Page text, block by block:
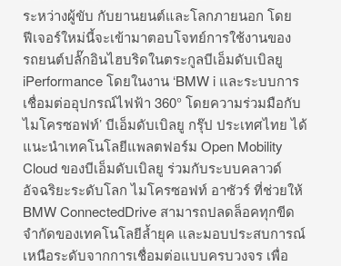
ระหว่างผู้ขับ กับยานยนต์และโลกภายนอก โดย
ฟีเจอร์ใหม่นี้จะเข้ามาตอบโจทย์การใช้งานของ
รถยนต์ปลั๊กอินไฮบริดในตระกูลบีเอ็มดับเบิลยู
iPerformance โดยในงาน ‘BMW i และระบบการ
เชื่อมต่ออุปกรณ์ไฟฟ้า 360° โดยความร่วมมือกับ
ไมโครซอฟท์’ บีเอ็มดับเบิลยู กรุ๊ป ประเทศไทย ได้
แนะนำเทคโนโลยีแพลตฟอร์ม Open Mobility
Cloud ของบีเอ็มดับเบิลยู ร่วมกับระบบคลาวด์
อัจฉริยะระดับโลก ไมโครซอฟท์ อาซัวร์ ที่ช่วยให้
BMW ConnectedDrive สามารถปลดล็อคทุกขีด
จำกัดของเทคโนโลยีล้ำยุค และมอบประสบการณ์
เหนือระดับจากการเชื่อมต่อแบบครบวงจร เพื่อ